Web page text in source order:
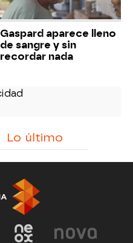
Gaspard aparece lleno
de sangre y sin
recordar nada
Lo último